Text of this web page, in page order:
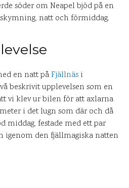
söder om Neapel bjöd på en
natt och förmiddag.
en natt påFjällnäs i
beskrivit upplevelsen som en
vi klev ur bilen för att axlarna
i det lugn som där och då
middag, festade med ett par
igenom den fjällmagiska natten